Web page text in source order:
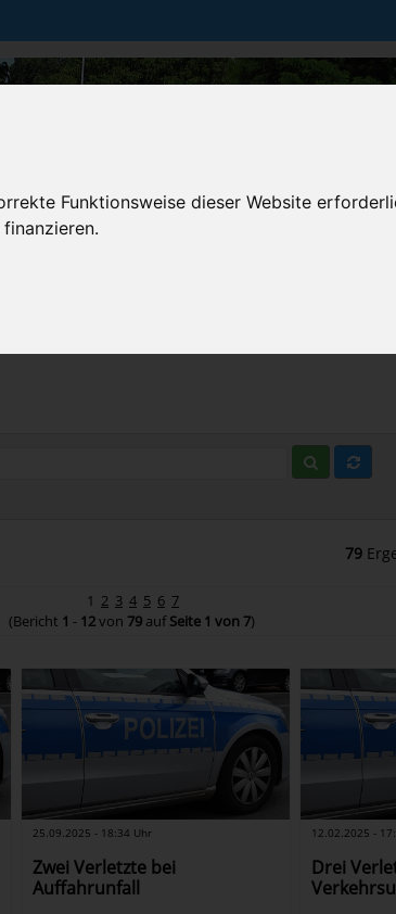
Funktionsweise dieser Website
79
1 2 3 4 5 6 7
(Bericht 1 - 12von 79aufSeite 1 von 7)
25.09.2025 - 18:34 Uhr
Zwei Verletzte bei
Auffahrunfall
12.02.2025 -
Drei